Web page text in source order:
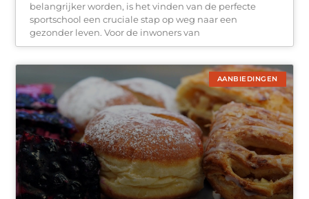
belangrijker worden, is het vinden van de perfecte
sportschool een cruciale stap op weg naar een
gezonder leven. Voor de inwoners van
AANBIEDINGEN